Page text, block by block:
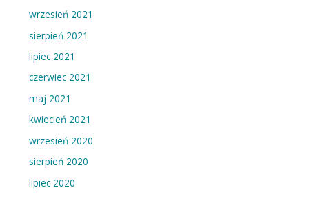
w
p
i
s
wrzesień 2021
sierpień 2021
lipiec 2021
czerwiec 2021
maj 2021
kwiecień 2021
wrzesień 2020
sierpień 2020
lipiec 2020